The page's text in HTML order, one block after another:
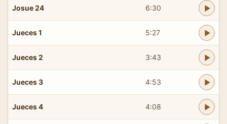
Josue 24 6:30
Jueces 1 5:27
Jueces 2 3:43
Jueces 3 4:53
Jueces 4 4:08